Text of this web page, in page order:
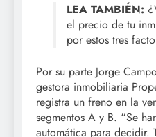
LEA TAMBIÉN:
el precio de tu
por estos tres
Por su parte Jorge
gestora inmobiliaria
registra un freno en la
segmentos A y B. “Se
automática para decidir.